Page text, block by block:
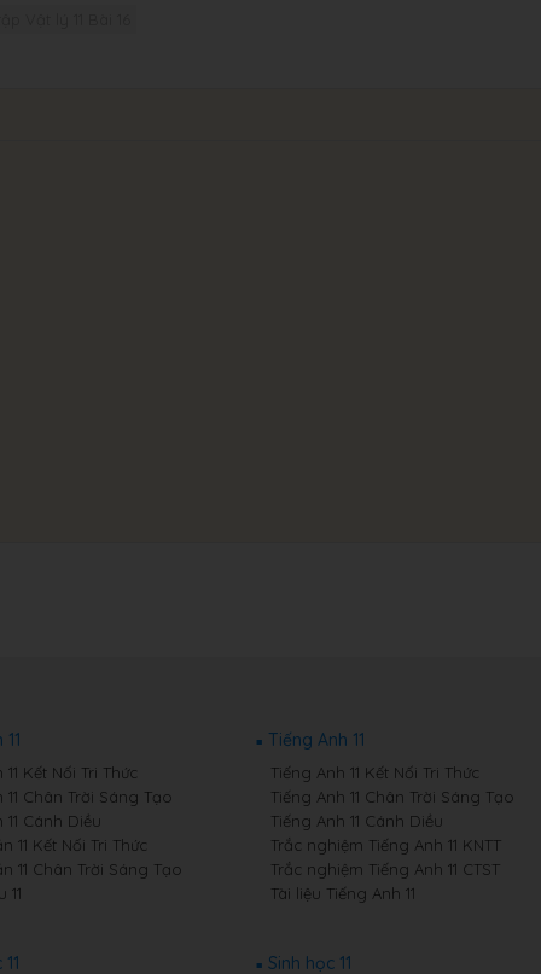
Kết Nối Tri Thức
11 Chân Trời Sáng Tạo
11 Cánh Diều
11 Kết Nối Tri Thức
11 Chân Trời Sáng Tạo
11
Tiếng Anh 11
Tiếng Anh 11 Kết Nối Tri Thức
Tiếng Anh 11 Chân Trời Sáng Tạo
Tiếng Anh 11 Cánh Diều
Trắc nghiệm Tiếng Anh 11 KNTT
Trắc nghiệm Tiếng Anh 11 CTST
Tài liệu Tiếng Anh 11
Sinh học 11